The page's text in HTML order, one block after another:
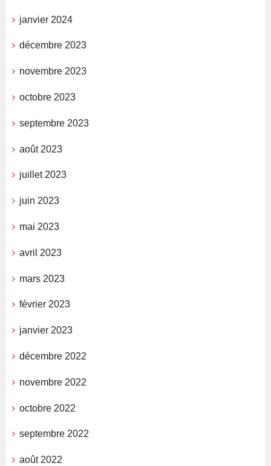
janvier 2024
décembre 2023
novembre 2023
octobre 2023
septembre 2023
août 2023
juillet 2023
juin 2023
mai 2023
avril 2023
mars 2023
février 2023
janvier 2023
décembre 2022
novembre 2022
octobre 2022
septembre 2022
août 2022